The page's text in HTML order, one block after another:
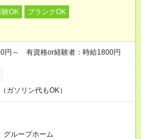
験OK
ブランクOK
円～ 有資格or経験者：時給1800円
ガソリン代もOK）
グループホーム